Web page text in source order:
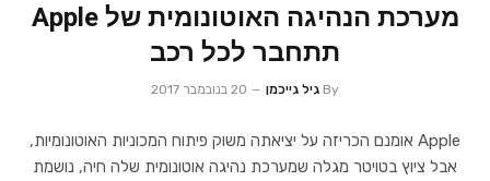
מערכת הנהיגה האוטונומית של Apple
תתחבר לכל רכב
By גיל גייכמן 20 בנובמבר 2017
Apple אומנם הכריזה על יציאתה משוק פיתוח המכוניות האוטונומיות,
אבל ציוץ בטויטר מגלה שמערכת נהיגה אוטונומית שלה חיה, נושמת